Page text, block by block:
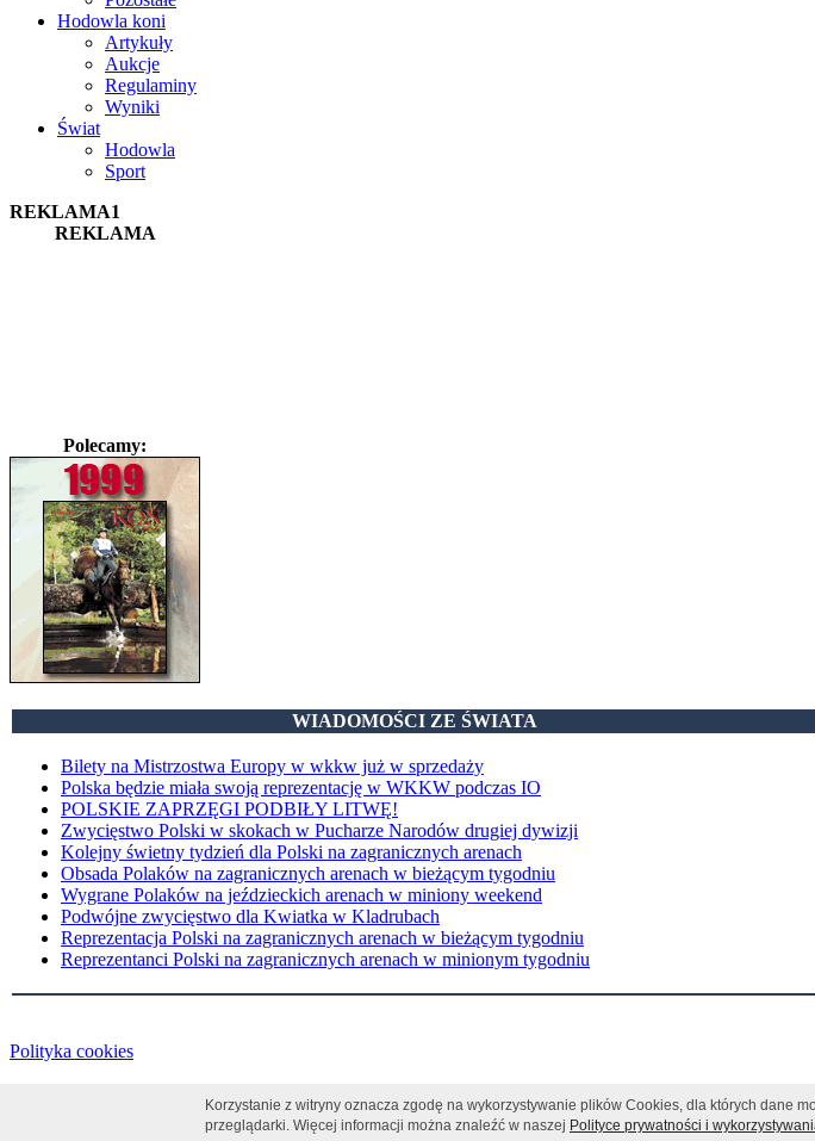
Hodowla koni
Artykuły
Aukcje
Regulaminy
Wyniki
Świat
Hodowla
Sport
REKLAMA1
REKLAMA
Polecamy:
WIADOMOŚCI ZE ŚWIATA
Bilety na Mistrzostwa Europy w wkkw już w sprzedaży
Polska będzie miała swoją reprezentację w WKKW podczas IO
POLSKIE ZAPRZĘGI PODBIŁY LITWĘ!
Zwycięstwo Polski w skokach w Pucharze Narodów drugiej dywizji
Kolejny świetny tydzień dla Polski na zagranicznych arenach
Obsada Polaków na zagranicznych arenach w bieżącym tygodniu
Wygrane Polaków na jeździeckich arenach w miniony weekend
Podwójne zwycięstwo dla Kwiatka w Kladrubach
Reprezentacja Polski na zagranicznych arenach w bieżącym tygodniu
Reprezentanci Polski na zagranicznych arenach w minionym tygodniu
Polityka cookies
Korzystanie z witryny oznacza zgodę na wykorzystywanie plików Cookies, dla których dane
przeglądarki. Więcej informacji można znaleźć w naszej Polityce prywatności i